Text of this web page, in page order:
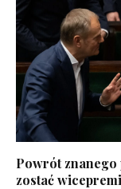
Powrót znanego
zostać